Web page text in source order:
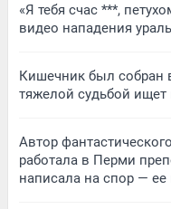
«Я тебя счас ***,
видео нападения
Кишечник был собран
тяжелой судьбой
Автор
работала в Перми
написала на спор — ее